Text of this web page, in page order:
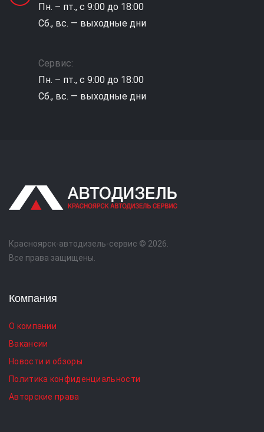
Пн. – пт., с 9:00 до 18:00
Сб., вс. — выходные дни
Сервис:
Пн. – пт., с 9:00 до 18:00
Сб., вс. — выходные дни
Красноярск-автодизель-сервис © 2026.
Все права защищены.
Компания
О компании
Вакансии
Новости и обзоры
Политика конфиденциальности
Авторские права